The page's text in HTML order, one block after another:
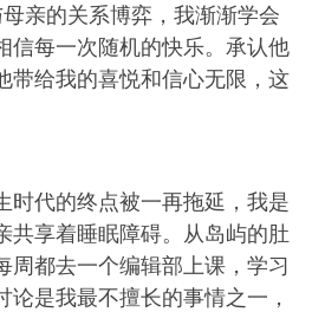
亲的关系博弈，我渐渐学会
信每一次随机的快乐。承认他
带给我的喜悦和信心无限，这
时代的终点被一再拖延，我是
共享着睡眠障碍。从岛屿的肚
周都去一个编辑部上课，学习
是我最不擅长的事情之一，